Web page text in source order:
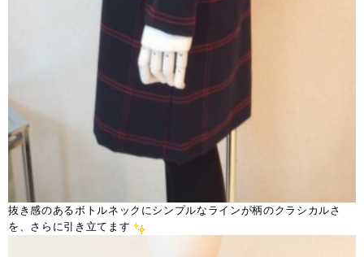
抜き感のあるボトルネックにシンプルなラインが柄のクラシカルさ
を、さらに引き立てます